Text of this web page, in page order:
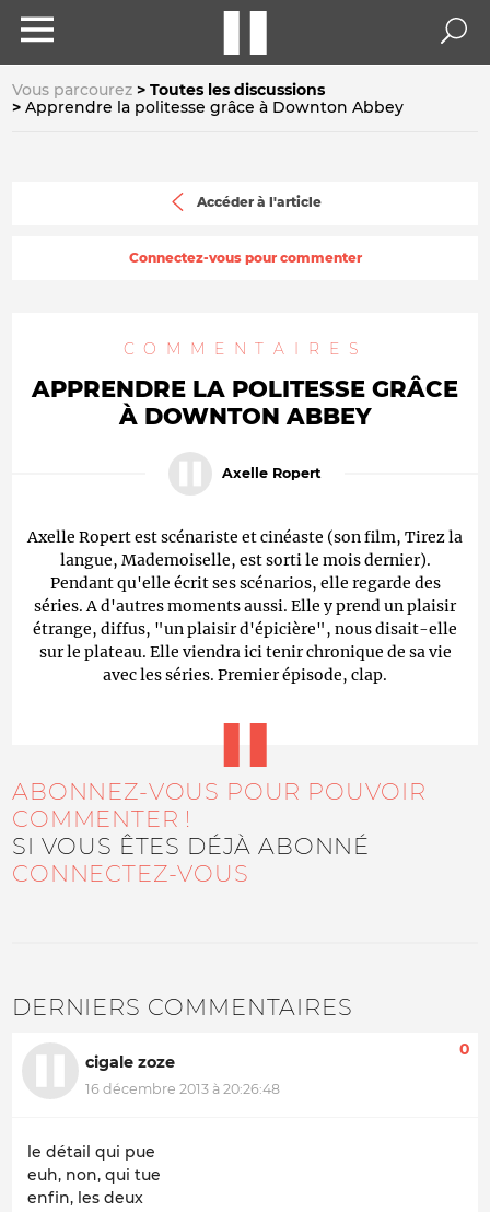
Vous parcourez
Toutes les discussions
Apprendre la politesse grâce à Downton Abbey
Accéder à l'article
Connectez-vous pour commenter
COMMENTAIRES
APPRENDRE LA POLITESSE GRÂCE
À DOWNTON ABBEY
Axelle Ropert
Axelle Ropert est scénariste et cinéaste (son film, Tirez la
langue, Mademoiselle, est sorti le mois dernier).
Pendant qu'elle écrit ses scénarios, elle regarde des
séries. A d'autres moments aussi. Elle y prend un plaisir
étrange, diffus, "un plaisir d'épicière", nous disait-elle
sur le plateau. Elle viendra ici tenir chronique de sa vie
avec les séries. Premier épisode, clap.
ABONNEZ-VOUS POUR POUVOIR
COMMENTER !
SI VOUS ÊTES DÉJÀ ABONNÉ
CONNECTEZ-VOUS
DERNIERS COMMENTAIRES
cigale zoze
16 décembre 2013 à 20:26:48
0
le détail qui pue
euh, non, qui tue
enfin, les deux